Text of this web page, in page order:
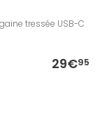
tressée USB-C
29€95